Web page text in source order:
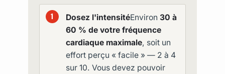
Dosez l'intensitéEnviron 30 à
60 % de votre fréquence
cardiaque maximale, soit un
effort perçu « facile » — 2 à 4
sur 10. Vous devez pouvoir